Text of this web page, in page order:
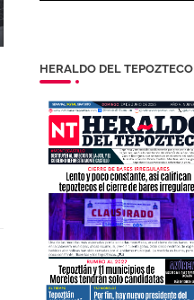
HERALDO DEL TEPOZTECO